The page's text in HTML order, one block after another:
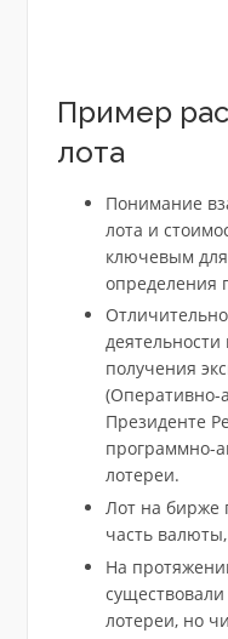
Пример
лота
Понимание
лота и
ключевым
определения
деятельности
получения
(Оперативно-
Президенте
программно-
лотереи.
Лот на бирже
часть
На
лотереи, но